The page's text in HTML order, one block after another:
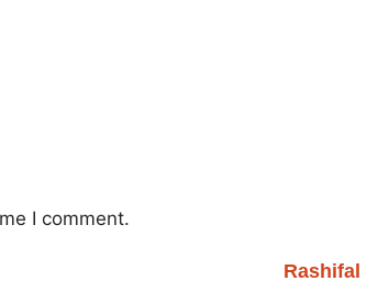
I comment.
Rashifal